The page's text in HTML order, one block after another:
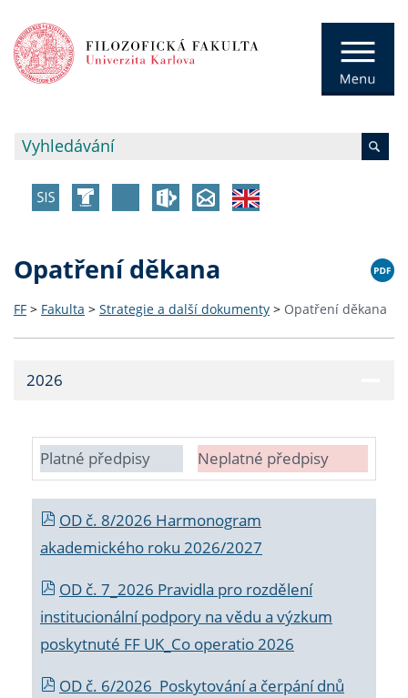
Opatření děkana
FF > Fakulta > Strategie a další dokumenty > Opatření děkana
2026
Platné předpisy Neplatné předpisy
OD č. 8/2026 Harmonogram
akademického roku 2026/2027
OD č. 7_2026 Pravidla pro rozdělení
institucionální podpory na vědu a výzkum
poskytnuté FF UK_Co operatio 2026
OD č. 6/2026 Poskytování a čerpání dnů